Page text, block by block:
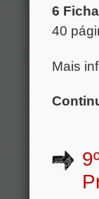
6
40
Mais